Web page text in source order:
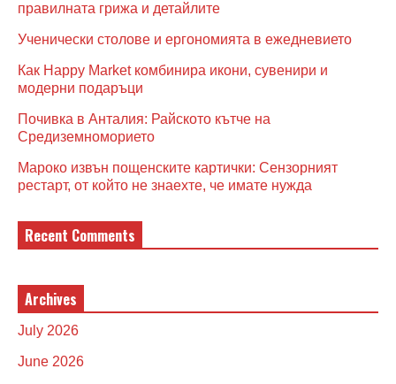
правилната грижа и детайлите
Ученически столове и ергономията в ежедневието
Как Happy Market комбинира икони, сувенири и
модерни подаръци
Почивка в Анталия: Райското кътче на
Средиземноморието
Мароко извън пощенските картички: Сензорният
рестарт, от който не знаехте, че имате нужда
Recent Comments
Archives
July 2026
June 2026